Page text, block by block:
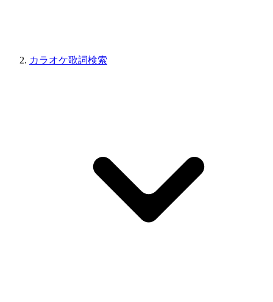
カラオケ歌詞検索